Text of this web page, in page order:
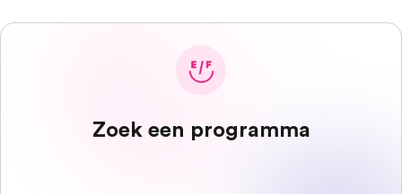
Zoek een programma